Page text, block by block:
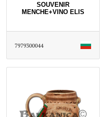
SOUVENIR
MENCHE+VINO ELIS
7979300044